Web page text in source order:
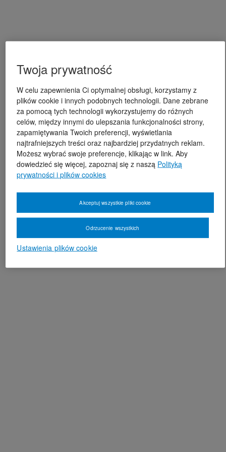
Twoja prywatność
W celu zapewnienia Ci optymalnej obsługi, korzystamy z
plików cookie i innych podobnych technologii. Dane zebrane
za pomocą tych technologii wykorzystujemy do różnych
celów, między innymi do ulepszania funkcjonalności strony,
zapamiętywania Twoich preferencji, wyświetlania
najtrafniejszych treści oraz najbardziej przydatnych reklam.
Możesz wybrać swoje preferencje, klikając w link. Aby
dowiedzieć się więcej, zapoznaj się z naszą Polityką
prywatności i plików cookies
Ustawienia plików cookie
Odrzucenie wszystkich
Akceptuj wszystkie pliki cookie